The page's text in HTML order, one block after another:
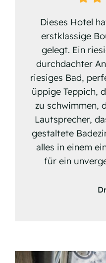
Dieses Hotel
erstklassige
gelegt. Ein
durchdachter
riesiges Bad,
üppige Teppich,
zu schwimmen,
Lautsprecher,
gestaltete
alles in einem
für ein